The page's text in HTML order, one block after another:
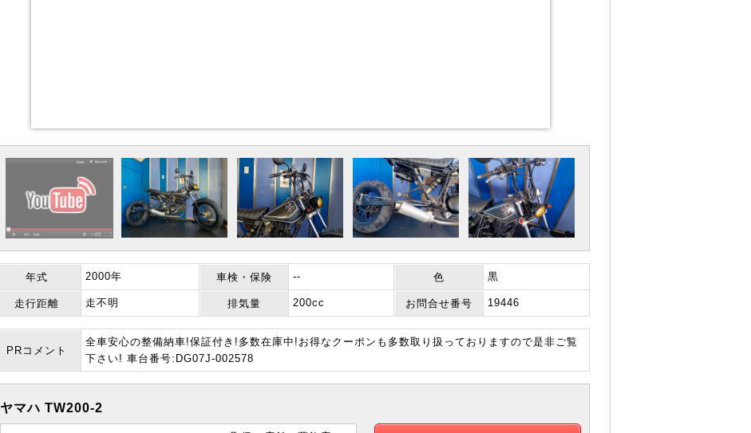
年式 2000年 車検・保険 -- 色 黒
走行距離 走不明 排気量 200cc お問合せ番号 19446
PRコメント
全車安心の整備納車!保証付き!多数在庫中!お得なクーポンも多数取り扱っておりますので是非ご覧
下さい! 車台番号:DG07J-002578
ヤマハ TW200-2